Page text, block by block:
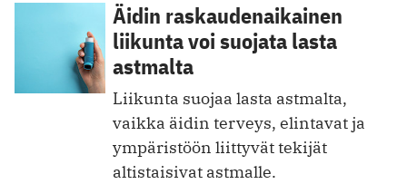
Äidin raskaudenaikainen
liikunta voi suojata lasta
astmalta
Liikunta suojaa lasta astmalta,
vaikka äidin terveys, elintavat ja
ympäristöön liittyvät tekijät
altistaisivat astmalle.